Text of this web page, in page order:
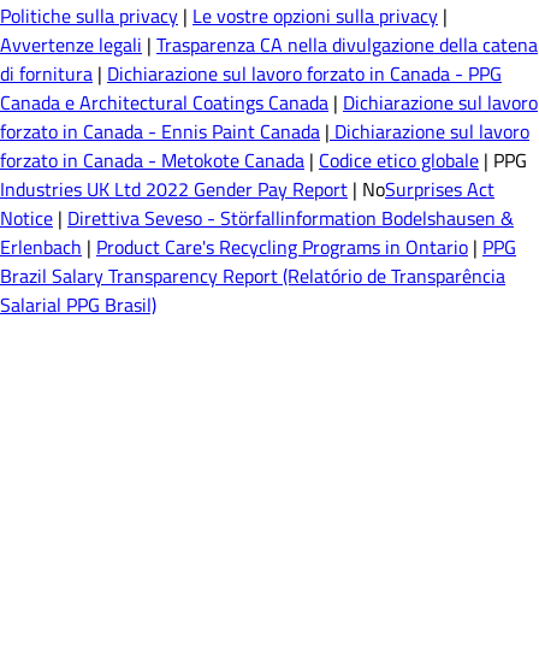
Politiche sulla privacy | Le vostre opzioni sulla privacy |
Avvertenze legali | Trasparenza CA nella divulgazione della catena
di fornitura | Dichiarazione sul lavoro forzato in Canada - PPG
Canada e Architectural Coatings Canada | Dichiarazione sul lavoro
forzato in Canada - Ennis Paint Canada | Dichiarazione sul lavoro
forzato in Canada - Metokote Canada | Codice etico globale | PPG
Industries UK Ltd 2022 Gender Pay Report | NoSurprises Act
Notice | Direttiva Seveso - Störfallinformation Bodelshausen &
Erlenbach | Product Care's Recycling Programs in Ontario | PPG
Brazil Salary Transparency Report (Relatório de Transparência
Salarial PPG Brasil)